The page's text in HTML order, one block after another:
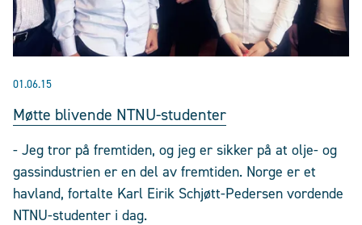
01.06.15
Møtte blivende NTNU-studenter
- Jeg tror på fremtiden, og jeg er sikker på at olje- og
gassindustrien er en del av fremtiden. Norge er et
havland, fortalte Karl Eirik Schjøtt-Pedersen vordende
NTNU-studenter i dag.